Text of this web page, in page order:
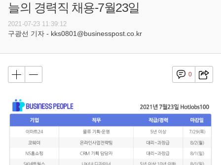
늘의 경력직 채용-7월23일
2021-07-23 11:39:12
구광선 기자 - kks0801@businesspost.co.kr
0